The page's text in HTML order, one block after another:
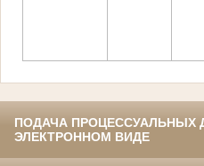
ПОДАЧА ПРОЦЕССУАЛЬНЫХ
ЭЛЕКТРОННОМ ВИДЕ